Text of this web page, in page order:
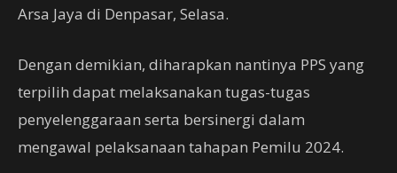
Arsa Jaya di Denpasar, Selasa.
Dengan demikian, diharapkan nantinya PPS yang
terpilih dapat melaksanakan tugas-tugas
penyelenggaraan serta bersinergi dalam
mengawal pelaksanaan tahapan Pemilu 2024.